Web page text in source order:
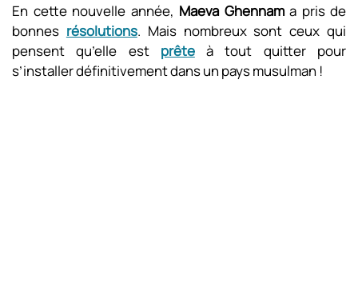
En cette nouvelle année, Maeva Ghennama pris de
bonnes résolutions. Mais nombreux sont ceux qui
pensent qu’elle est prêteà tout quitter pour
s’installer définitivement dans un pays musulman !